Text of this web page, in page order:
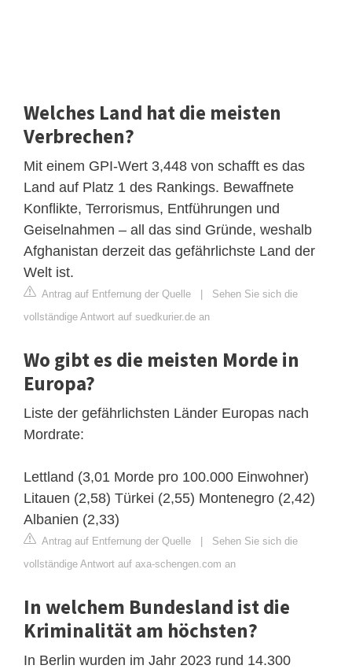
Welches Land hat die meisten
Verbrechen?
Mit einem GPI-Wert 3,448 von schafft es das
Land auf Platz 1 des Rankings. Bewaffnete
Konflikte, Terrorismus, Entführungen und
Geiselnahmen – all das sind Gründe, weshalb
Afghanistan derzeit das gefährlichste Land der
Welt ist.
Antrag auf Entfernung der Quelle | Sehen Sie sich die
vollständige Antwort auf suedkurier.de an
Wo gibt es die meisten Morde in
Europa?
Liste der gefährlichsten Länder Europas nach
Mordrate:
Lettland (3,01 Morde pro 100.000 Einwohner)
Litauen (2,58) Türkei (2,55) Montenegro (2,42)
Albanien (2,33)
Antrag auf Entfernung der Quelle | Sehen Sie sich die
vollständige Antwort auf axa-schengen.com an
In welchem Bundesland ist die
Kriminalität am höchsten?
In Berlin wurden im Jahr 2023 rund 14.300